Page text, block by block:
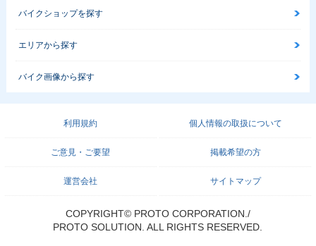
バイクショップを探す
エリアから探す
バイク画像から探す
利用規約 個人情報の取扱について
ご意見・ご要望 掲載希望の方
運営会社 サイトマップ
COPYRIGHT© PROTO CORPORATION./
PROTO SOLUTION. ALL RIGHTS RESERVED.